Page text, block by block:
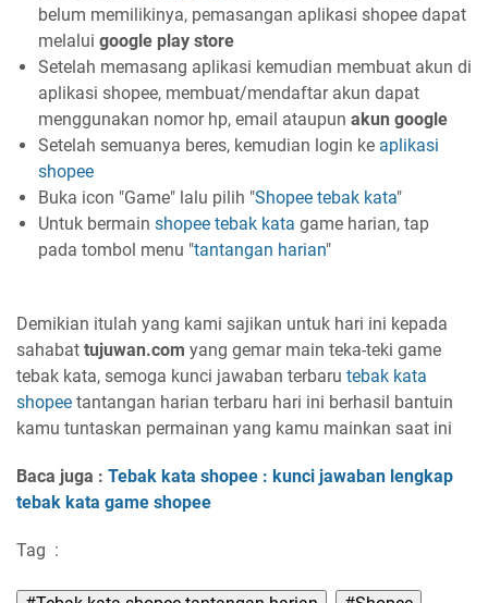
belum memilikinya, pemasangan aplikasi shopee dapat
melalui google play store
Setelah memasang aplikasi kemudian membuat akun di
aplikasi shopee, membuat/mendaftar akun dapat
menggunakan nomor hp, email ataupun akun google
Setelah semuanya beres, kemudian login ke aplikasi
shopee
Buka icon "Game" lalu pilih "Shopee tebak kata"
Untuk bermain shopee tebak kata game harian, tap
pada tombol menu "tantangan harian"
Demikian itulah yang kami sajikan untuk hari ini kepada
sahabat tujuwan.com yang gemar main teka-teki game
tebak kata, semoga kunci jawaban terbaru tebak kata
shopee tantangan harian terbaru hari ini berhasil bantuin
kamu tuntaskan permainan yang kamu mainkan saat ini
Baca juga : Tebak kata shopee : kunci jawaban lengkap
tebak kata game shopee
Tag :